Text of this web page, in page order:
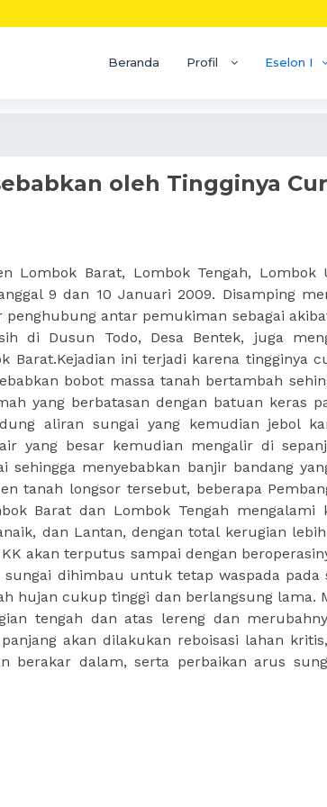
Beranda Profil Eselon I
oleh Tingginya
Lombok Barat, Lombok Tengah, Lombok
9 dan 10 Januari 2009. Disamping
antar pemukiman sebagai
di Dusun Todo, Desa Bentek, juga
Barat.Kejadian ini terjadi karena tingginya
bobot massa tanah bertambah
yang berbatasan dengan batuan keras
aliran sungai yang kemudian jebol
yang besar kemudian mengalir di
menyebabkan banjir bandang
tanah longsor tersebut, beberapa
Barat dan Lombok Tengah mengalami
dan Lantan, dengan total kerugian
akan terputus sampai dengan
sungai dihimbau untuk tetap waspada
hujan cukup tinggi dan berlangsung lama.
tengah dan atas lereng dan
akan dilakukan reboisasi lahan
berakar dalam, serta perbaikan arus